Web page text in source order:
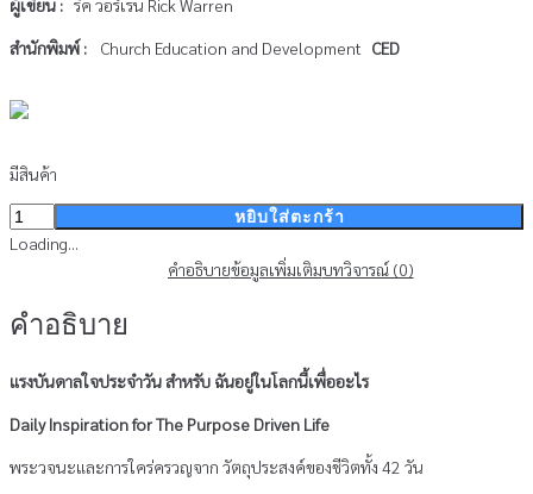
ผู้เขียน : ริค วอร์เรน Rick Warren
สำนักพิมพ์ : Church Education and Development CED
มีสินค้า
จำนวน
แรง
ประจำ
สำหรับ
อยู่
โลก
หยิบใส่ตะกร้า
Loading...
คำอธิบายข้อมูลเพิ่มเติมบทวิจารณ์ (0)
คำอธิบาย
แรงบันดาลใจประจำวัน สำหรับ ฉันอยู่ในโลกนี้เพื่ออะไร
Daily Inspiration for The Purpose Driven Life
พระวจนะและการใคร่ครวญจาก วัตถุประสงค์ของชีวิตทั้ง 42 วัน